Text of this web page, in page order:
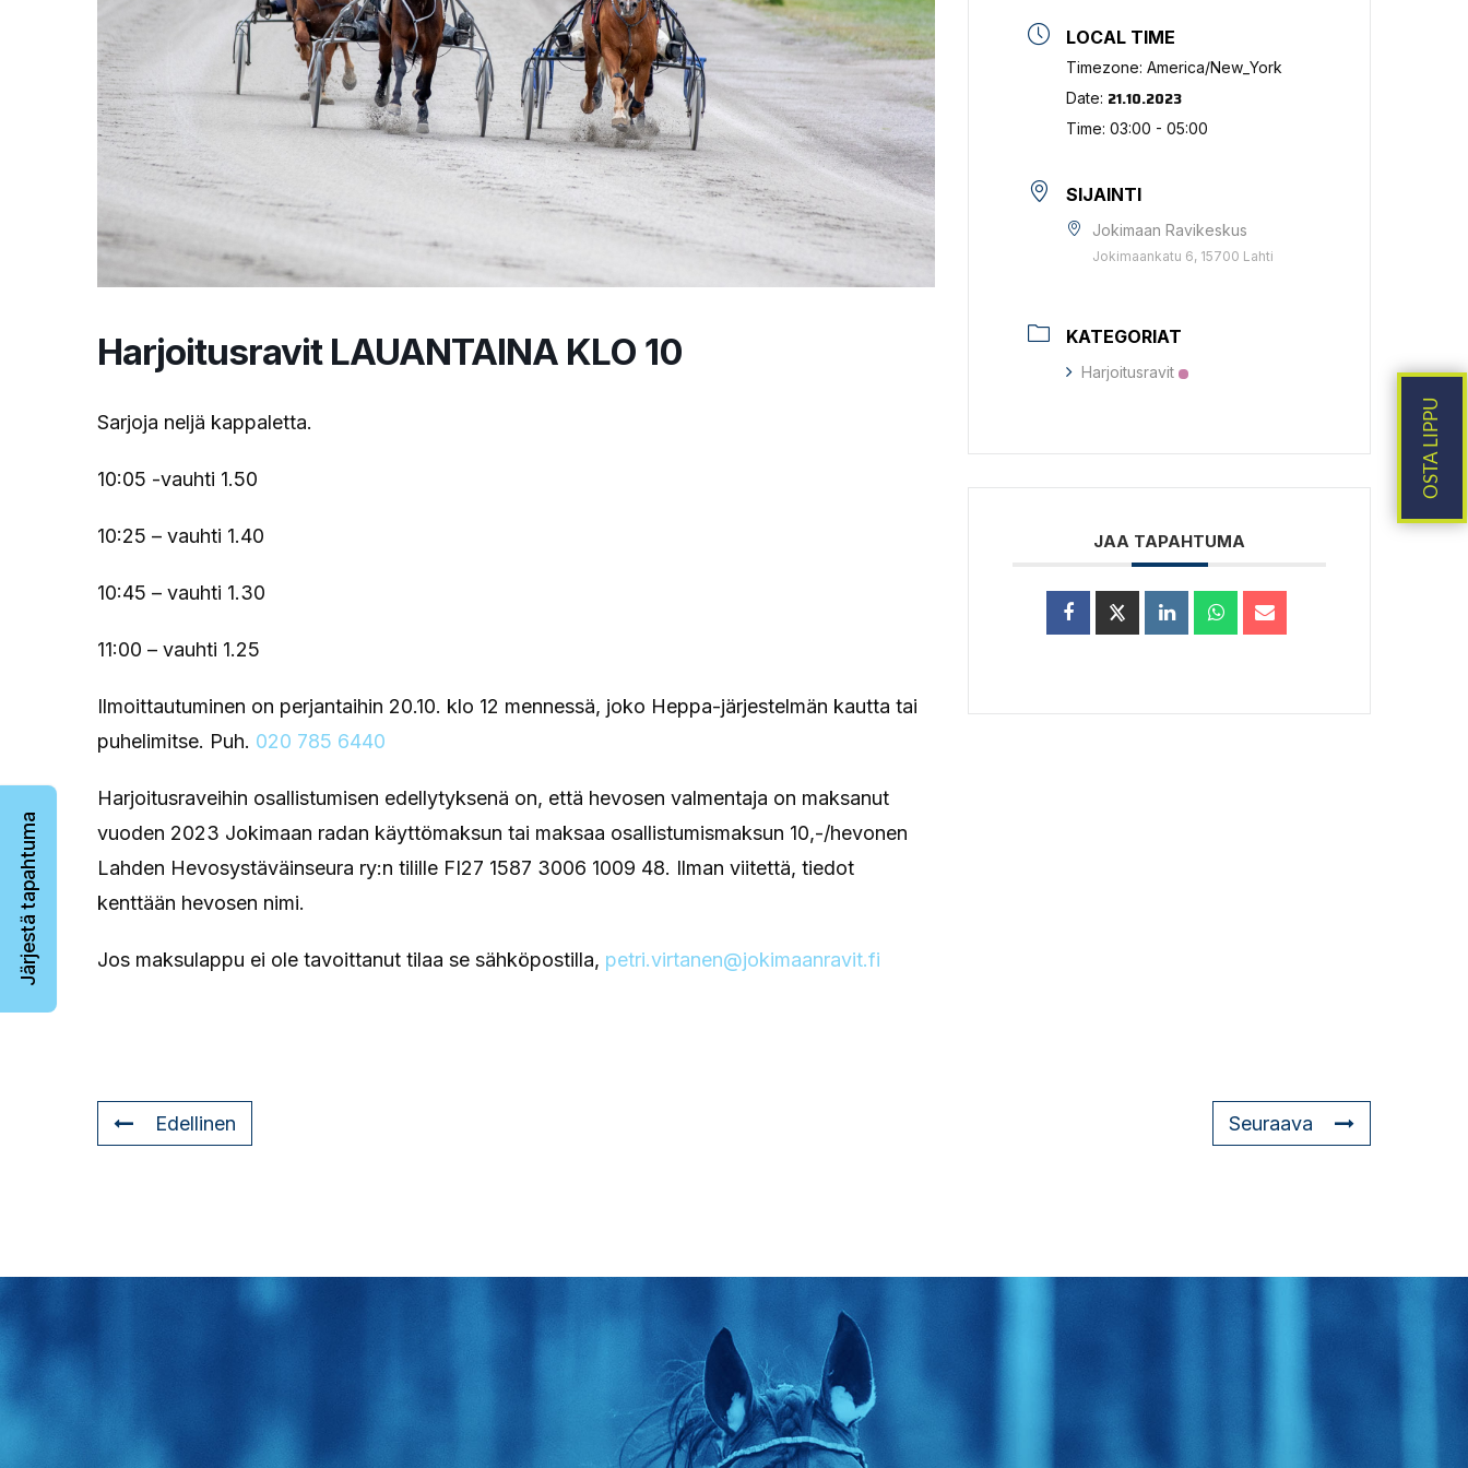
Harjoitusravit LAUANTAINA KLO 10
Sarjoja neljä kappaletta.
10:05 -vauhti 1.50
10:25 – vauhti 1.40
10:45 – vauhti 1.30
11:00 – vauhti 1.25
Ilmoittautuminen on perjantaihin 20.10. klo 12 mennessä, joko Heppa-järjestelmän kautta tai
puhelimitse. Puh. 020 785 6440
Harjoitusraveihin osallistumisen edellytyksenä on, että hevosen valmentaja on maksanut
vuoden 2023 Jokimaan radan käyttömaksun tai maksaa osallistumismaksun 10,-/hevonen
Lahden Hevosystäväinseura ry:n tilille FI27 1587 3006 1009 48. Ilman viitettä, tiedot
kenttään hevosen nimi.
Jos maksulappu ei ole tavoittanut tilaa se sähköpostilla, petri.virtanen@jokimaanravit.fi
LOCAL TIME
Timezone:America/New_York
Date: 21.10.2023
Time:03:00 - 05:00
SIJAINTI
Jokimaan Ravikeskus
Jokimaankatu 6, 15700 Lahti
KATEGORIAT
Harjoitusravit
JAA TAPAHTUMA
Edellinen Seuraava
Järjestä tapahtuma